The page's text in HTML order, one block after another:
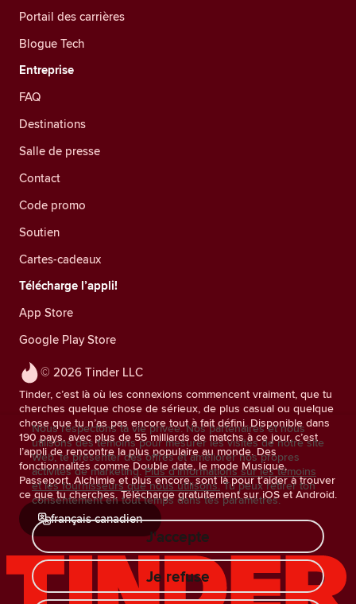
© 2026 Tinder LLC
Tinder, c’est là où les connexions commencent vraiment, que tu
cherches quelque chose de sérieux, de plus casual ou quelque
chose que tu n’as pas encore tout à fait défini. Disponible dans
190 pays, avec plus de 55 milliards de matchs à ce jour, c’est
l’appli de rencontre la plus populaire au monde. Des
fonctionnalités comme Double date, le mode Musique,
Passeport, Alchimie et plus encore, sont là pour t'aider à trouver
ce que tu cherches. Télécharge gratuitement sur iOS et Android.
français canadien
Portail des carrières
Blogue Tech
Entreprise
FAQ
Destinations
Salle de presse
Contact
Code promo
Soutien
Cartes-cadeaux
Télécharge l’appli!
App Store
Google Play Store
Nous respectons ta vie privée. Nos partenaires et nous
utilisons des témoins pour mesurer les visites de notre site
Web, te présenter des offres et améliorer nos propres
activités de marketing. Plus d'informations sur les témoins
et les fournisseurs que nous utilisons. Tu peux retirer ton
consentement en tout temps dans tes paramètres.
J'accepte
Je refuse